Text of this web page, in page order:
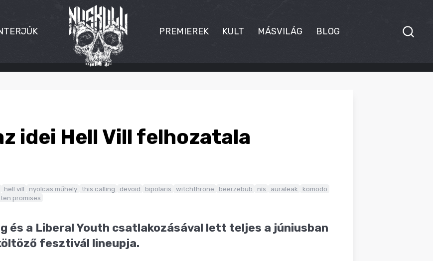
PREMIEREK KULT MÁSVILÁG BLOG
idei Hell Vill felhozatala
hell vill nyolcas műhely this calling devoid bipolaris witchthrone beerzebub nís auraleak
komodo
promises
és a Liberal Youth csatlakozásával lett teljes a júniusban
fesztivál lineupja.